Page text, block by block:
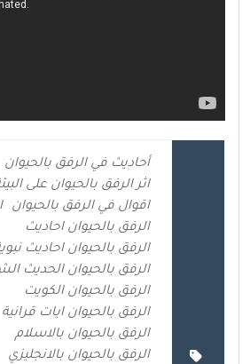
أحاديث في الرفق بالحيوان
اثر الرفق بالحيوان على
اقوال في الرفق بالحيوان
الرفق بالحيوان احاديث
الرفق بالحيوان احاديث
الرفق بالحيوان الحديث
الرفق بالحيوان الكويت
الرفق بالحيوان ايات قرانية
الرفق بالحيوان بالاسلام
الرفق بالحيوان بالانجليزي